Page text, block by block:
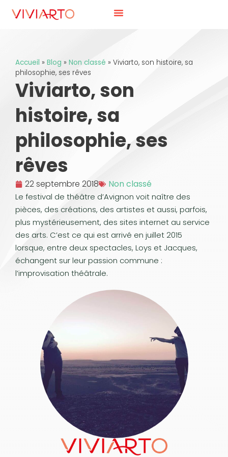
Accueil » Blog » Non classé » Viviarto, son histoire, sa
philosophie, ses rêves
Viviarto, son
histoire, sa
philosophie, ses
rêves
22 septembre 2018 Non classé
Le festival de théâtre d’Avignon voit naître des
pièces, des créations, des artistes et aussi, parfois,
plus mystérieusement, des sites internet au service
des arts. C’est ce qui est arrivé en juillet 2015
lorsque, entre deux spectacles, Loys et Jacques,
échangent sur leur passion commune :
l’improvisation théâtrale.